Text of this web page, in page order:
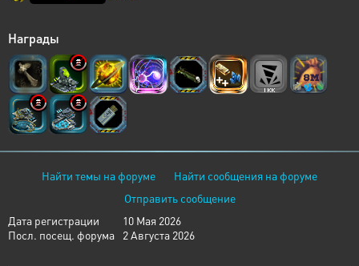
Награды
Найти темы на форуме
Найти сообщения на форуме
Отправить сообщение
Дата регистрации
10 Мая 2026
Посл. посещ. форума
2 Августа 2026